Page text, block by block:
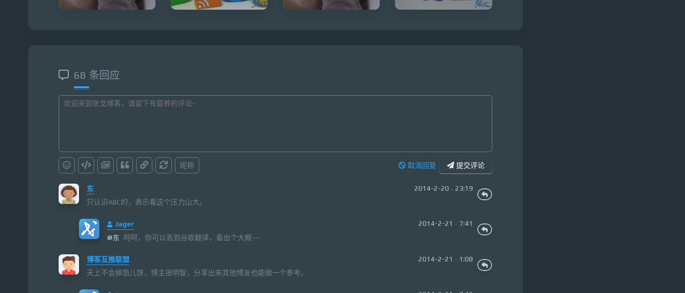
68 条回应
昵称 取消回复 提交评论
东 2014-2-20 · 23:19
只认识ABC的，表示看这个压力山大。
Jager
2014-2-21 · 7:41
@东 呵呵，你可以丟到谷歌翻译，看出个大概~~
博客互推联盟 2014-2-21 · 1:08
天上不会掉馅儿饼，博主很明智，分享出来其他博友也能做一个参考。